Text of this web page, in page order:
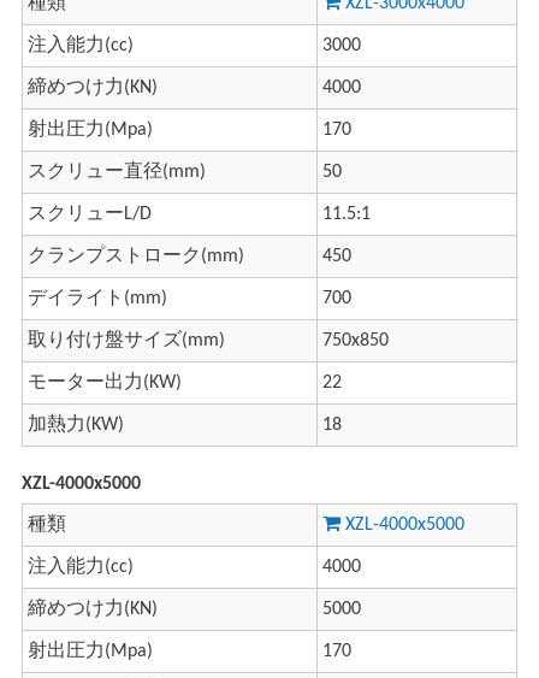
注入能力(cc) 3000
締めつけ力(KN) 4000
射出圧力(Mpa) 170
スクリュー直径(mm) 50
スクリューL/D 11.5:1
クランプストローク(mm) 450
デイライト(mm) 700
取り付け盤サイズ(mm) 750x850
モーター出力(KW) 22
加熱力(KW) 18
XZL-4000x5000
種類 XZL-4000x5000
注入能力(cc) 4000
締めつけ力(KN) 5000
射出圧力(Mpa) 170